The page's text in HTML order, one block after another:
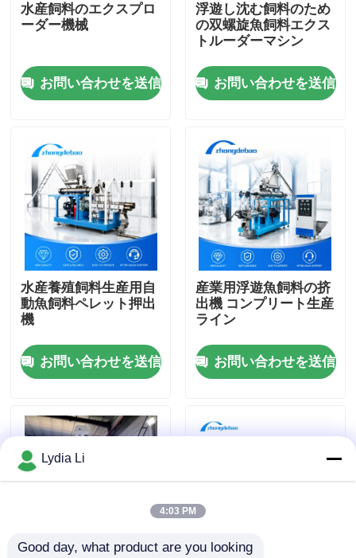
ホーム
製品
VRショー
企業情報
会社案内
品質管理
見積依頼
木材ペレット工場
水産飼料のエクスプロ
ーダー機械
お問い合わせを送信
浮遊し沈む飼料のため
の双螺旋魚飼料エクス
トルーダーマシン
お問い合わせを送信
水産養殖飼料生産用自
動魚飼料ペレット押出
機
お問い合わせを送信
産業用浮遊魚飼料の挤
出機 コンプリート生産
ライン
お問い合わせを送信
Lydia Li
4:03 PM
Good day, what product are you looking